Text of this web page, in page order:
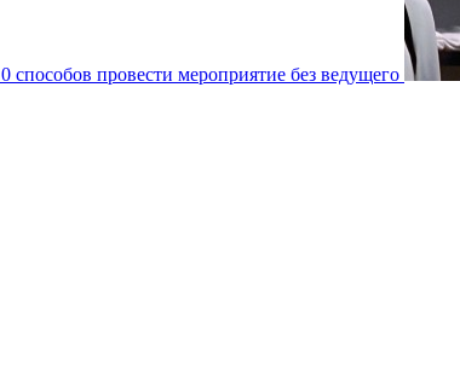
0 способов провести мероприятие без ведущего